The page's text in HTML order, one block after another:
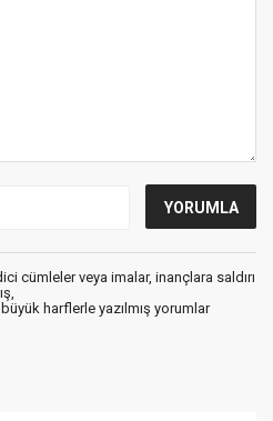
cümleler veya imalar, inançlara saldırı
harflerle yazılmış yorumlar